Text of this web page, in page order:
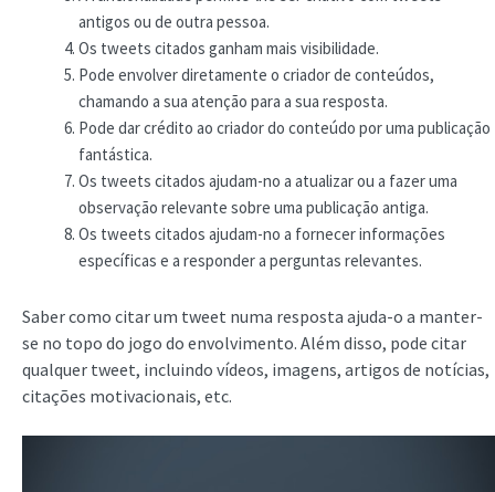
antigos ou de outra pessoa.
Os tweets citados ganham mais visibilidade.
Pode envolver diretamente o criador de conteúdos,
chamando a sua atenção para a sua resposta.
Pode dar crédito ao criador do conteúdo por uma publicação
fantástica.
Os tweets citados ajudam-no a atualizar ou a fazer uma
observação relevante sobre uma publicação antiga.
Os tweets citados ajudam-no a fornecer informações
específicas e a responder a perguntas relevantes.
Saber como citar um tweet numa resposta ajuda-o a manter-
se no topo do jogo do envolvimento. Além disso, pode citar
qualquer tweet, incluindo vídeos, imagens, artigos de notícias,
citações motivacionais, etc.